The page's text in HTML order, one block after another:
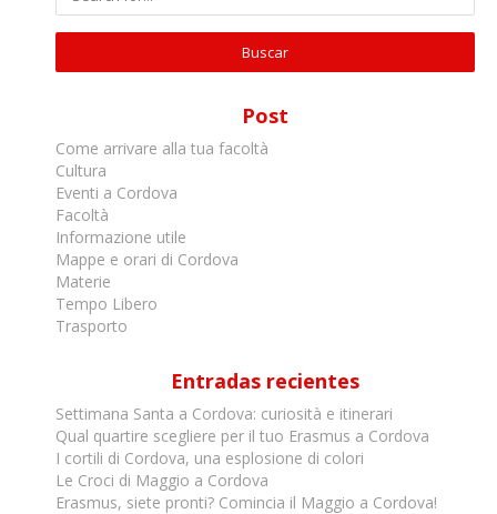
Post
Come arrivare alla tua facoltà
Cultura
Eventi a Cordova
Facoltà
Informazione utile
Mappe e orari di Cordova
Materie
Tempo Libero
Trasporto
Entradas recientes
Settimana Santa a Cordova: curiosità e itinerari
Qual quartire scegliere per il tuo Erasmus a Cordova
I cortili di Cordova, una esplosione di colori
Le Croci di Maggio a Cordova
Erasmus, siete pronti? Comincia il Maggio a Cordova!